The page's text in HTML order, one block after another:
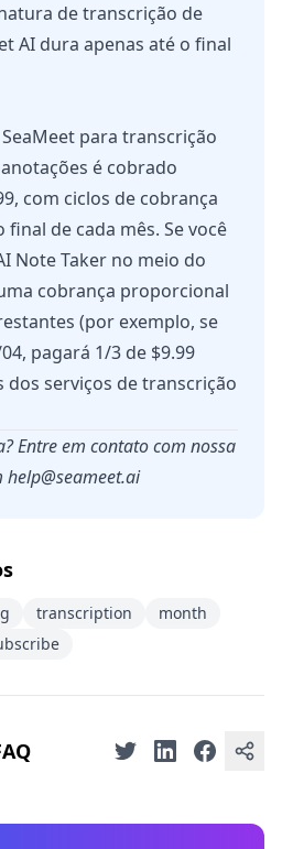
de transcrição de
AI dura apenas até o final
para transcrição
é cobrado
com ciclos de cobrança
final de cada mês. Se você
Note Taker no meio do
cobrança proporcional
(por exemplo, se
pagará 1/3 de $9.99
dos serviços de transcrição
Entre em contato com nossa
help@seameet.ai
transcription
month